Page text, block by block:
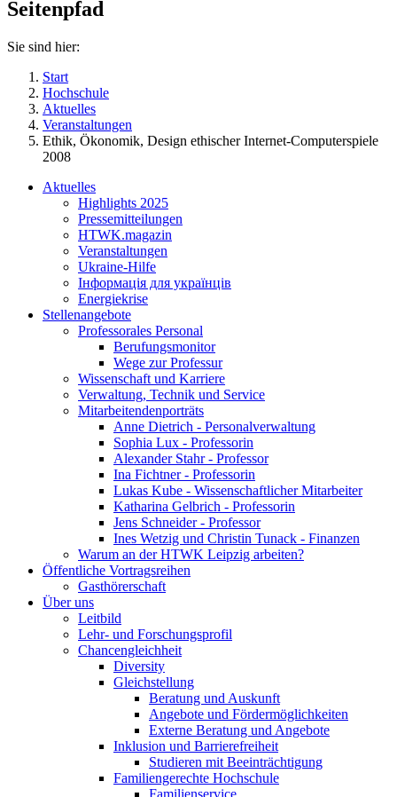
Seitenpfad
Sie sind hier:
Start
Hochschule
Aktuelles
Veranstaltungen
Ethik, Ökonomik, Design ethischer Internet-Computerspiele
2008
Aktuelles
Highlights 2025
Pressemitteilungen
HTWK.magazin
Veranstaltungen
Ukraine-Hilfe
Інформація для українців
Energiekrise
Stellenangebote
Professorales Personal
Berufungsmonitor
Wege zur Professur
Wissenschaft und Karriere
Verwaltung, Technik und Service
Mitarbeitendenporträts
Anne Dietrich - Personalverwaltung
Sophia Lux - Professorin
Alexander Stahr - Professor
Ina Fichtner - Professorin
Lukas Kube - Wissenschaftlicher Mitarbeiter
Katharina Gelbrich - Professorin
Jens Schneider - Professor
Ines Wetzig und Christin Tunack - Finanzen
Warum an der HTWK Leipzig arbeiten?
Öffentliche Vortragsreihen
Gasthörerschaft
Über uns
Leitbild
Lehr- und Forschungsprofil
Chancengleichheit
Diversity
Gleichstellung
Beratung und Auskunft
Angebote und Fördermöglichkeiten
Externe Beratung und Angebote
Inklusion und Barrierefreiheit
Studieren mit Beeinträchtigung
Familiengerechte Hochschule
Familienservice